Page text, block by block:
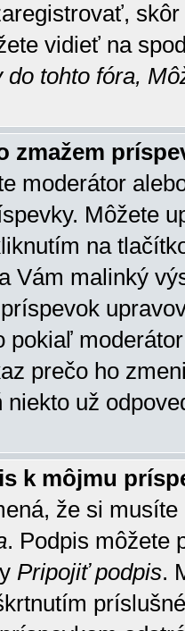
vidieť na
tohto fóra,
zmažem
moderátor
Môžete
na
Vám malinký
pokiaľ
prečo ho
už
k môjmu
že si
. Podpis môžete
Pripojiť podpis.